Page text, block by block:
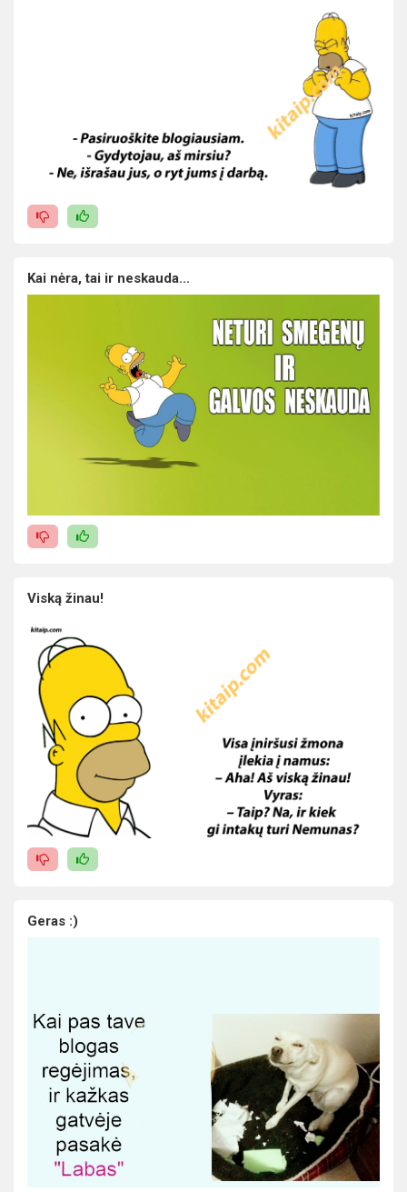
Kai nėra, tai ir neskauda...
Viską žinau!
Geras :)